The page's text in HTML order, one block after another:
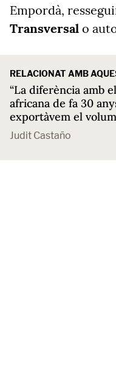
Empordà,
Transversal o
RELACIONAT AMB
“La diferència amb
africana de fa 30
exportàvem el
Judit Castaño